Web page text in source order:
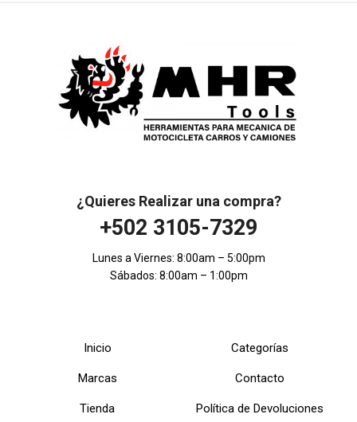
¿Quieres Realizar una compra?
+502 3105-7329
Lunes a Viernes: 8:00am – 5:00pm
Sábados: 8:00am – 1:00pm
Inicio Categorías
Marcas Contacto
Tienda Política de Devoluciones